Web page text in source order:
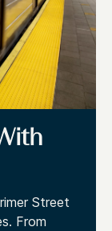
Street
From